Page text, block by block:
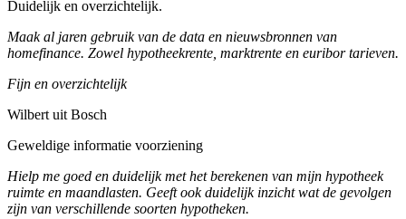
Duidelijk en overzichtelijk.
Maak al jaren gebruik van de data en nieuwsbronnen van
homefinance. Zowel hypotheekrente, marktrente en euribor tarieven.
Fijn en overzichtelijk
Wilbert uit Bosch
Geweldige informatie voorziening
Hielp me goed en duidelijk met het berekenen van mijn hypotheek
ruimte en maandlasten. Geeft ook duidelijk inzicht wat de gevolgen
zijn van verschillende soorten hypotheken.